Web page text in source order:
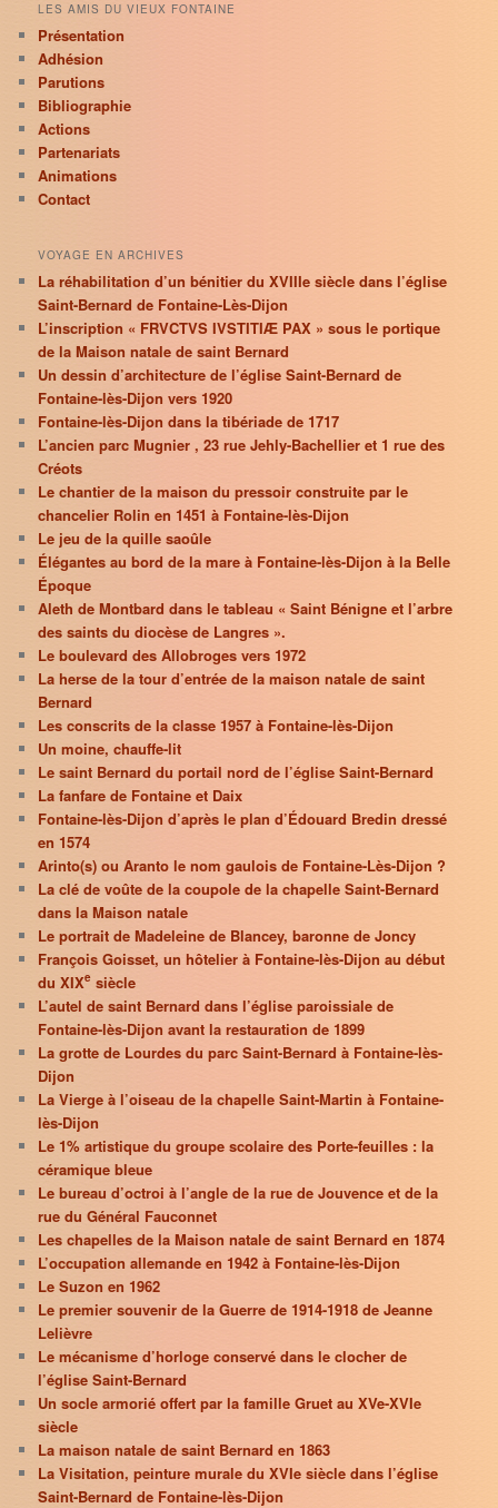
LES AMIS DU VIEUX FONTAINE
Présentation
Adhésion
Parutions
Bibliographie
Actions
Partenariats
Animations
Contact
VOYAGE EN ARCHIVES
La réhabilitation d’un bénitier du XVIIIe siècle dans l’église
Saint-Bernard de Fontaine-Lès-Dijon
L’inscription « FRVCTVS IVSTITIÆ PAX » sous le portique
de la Maison natale de saint Bernard
Un dessin d’architecture de l’église Saint-Bernard de
Fontaine-lès-Dijon vers 1920
Fontaine-lès-Dijon dans la tibériade de 1717
L’ancien parc Mugnier , 23 rue Jehly-Bachellier et 1 rue des
Créots
Le chantier de la maison du pressoir construite par le
chancelier Rolin en 1451 à Fontaine-lès-Dijon
Le jeu de la quille saoûle
Élégantes au bord de la mare à Fontaine-lès-Dijon à la Belle
Époque
Aleth de Montbard dans le tableau « Saint Bénigne et l’arbre
des saints du diocèse de Langres ».
Le boulevard des Allobroges vers 1972
La herse de la tour d’entrée de la maison natale de saint
Bernard
Les conscrits de la classe 1957 à Fontaine-lès-Dijon
Un moine, chauffe-lit
Le saint Bernard du portail nord de l’église Saint-Bernard
La fanfare de Fontaine et Daix
Fontaine-lès-Dijon d’après le plan d’Édouard Bredin dressé
en 1574
Arinto(s) ou Aranto le nom gaulois de Fontaine-Lès-Dijon ?
La clé de voûte de la coupole de la chapelle Saint-Bernard
dans la Maison natale
Le portrait de Madeleine de Blancey, baronne de Joncy
François Goisset, un hôtelier à Fontaine-lès-Dijon au début
du XIXe siècle
L’autel de saint Bernard dans l’église paroissiale de
Fontaine-lès-Dijon avant la restauration de 1899
La grotte de Lourdes du parc Saint-Bernard à Fontaine-lès-
Dijon
La Vierge à l’oiseau de la chapelle Saint-Martin à Fontaine-
lès-Dijon
Le 1% artistique du groupe scolaire des Porte-feuilles : la
céramique bleue
Le bureau d’octroi à l’angle de la rue de Jouvence et de la
rue du Général Fauconnet
Les chapelles de la Maison natale de saint Bernard en 1874
L’occupation allemande en 1942 à Fontaine-lès-Dijon
Le Suzon en 1962
Le premier souvenir de la Guerre de 1914-1918 de Jeanne
Lelièvre
Le mécanisme d’horloge conservé dans le clocher de
l’église Saint-Bernard
Un socle armorié offert par la famille Gruet au XVe-XVIe
siècle
La maison natale de saint Bernard en 1863
La Visitation, peinture murale du XVIe siècle dans l’église
Saint-Bernard de Fontaine-lès-Dijon